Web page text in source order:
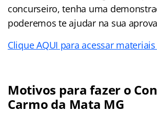
concurseiro, tenha uma
poderemos te ajudar na sua
Clique AQUI para acessar
Motivos para fazer o
Carmo da Mata MG